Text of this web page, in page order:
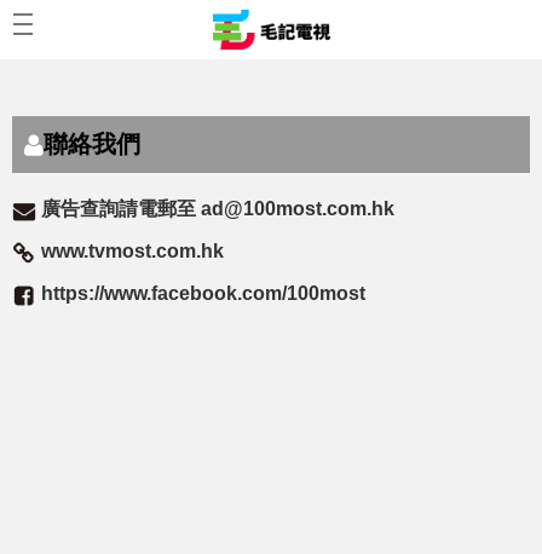
聯絡我們
廣告查詢請電郵至 ad@100most.com.hk
www.tvmost.com.hk
https://www.facebook.com/100most